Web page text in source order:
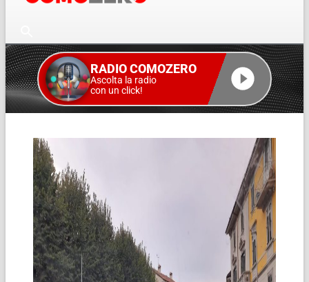
RADIO COMOZERO
Ascolta la radio
con un click!